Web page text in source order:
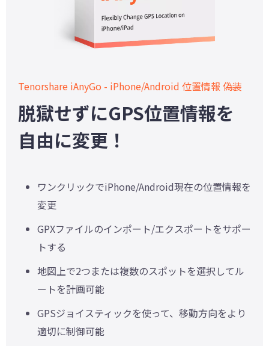
Tenorshare iAnyGo - iPhone/Android 位置情報 偽装
脱獄せずにGPS位置情報を
自由に変更！
ワンクリックでiPhone/Android現在の位置情報を
変更
GPXファイルのインポート/エクスポートをサポー
トする
地図上で2つまたは複数のスポットを選択してル
ートを計画可能
GPSジョイスティックを使って、移動方向をより
適切に制御可能